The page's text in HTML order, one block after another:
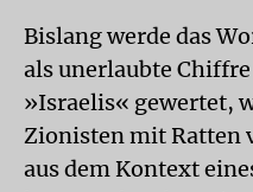
Bislang werde das
als unerlaubte
»Israelis« gewertet,
Zionisten mit Ratten
aus dem Kontext